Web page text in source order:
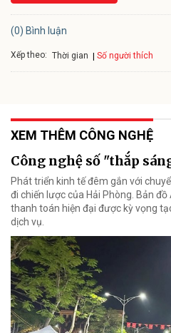
(0) Bình luận
Xếp theo: Thời gian Số người thích
XEM THÊM CÔNG NGHỆ
Công nghệ số "thắp
Phát triển kinh tế đêm gắn với
đi chiến lược của Hải Phòng. Bản
thanh toán hiện đại được kỳ vọng
dịch vụ.